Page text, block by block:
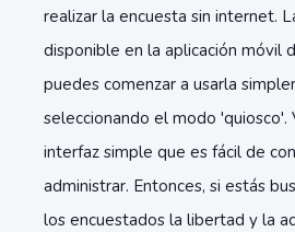
realizar la encuesta sin internet.
disponible en la aplicación móvil
puedes comenzar a usarla
seleccionando el modo 'quiosco'.
interfaz simple que es fácil de
administrar. Entonces, si estás
los encuestados la libertad y la